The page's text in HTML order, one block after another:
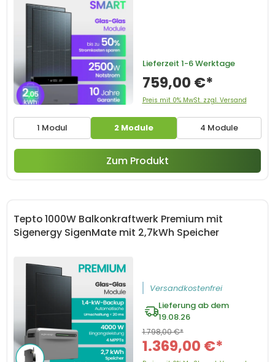
1 Modul 2 Module 4 Module
Lieferzeit 1-6 Werktage
759,00 €*
Preis mit 0% MwSt. zzgl. Versand
Zum Produkt
Tepto 1000W Balkonkraftwerk Premium mit
Sigenergy SigenMate mit 2,7kWh Speicher
Versandkostenfrei
Lieferung ab dem
19.08.26
1.369,00 €*
1.798,00 €*